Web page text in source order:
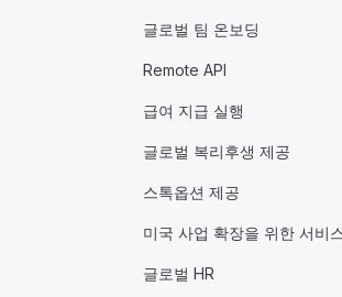
글로벌 팀 온보딩
Remote API
급여 지급 실행
글로벌 복리후생 제공
스톡옵션 제공
미국 사업 확장을 위한 서비
글로벌 HR